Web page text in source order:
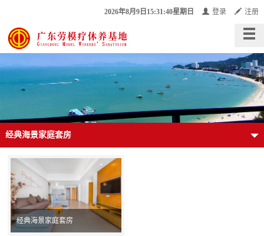
2026年8月9日15:31:40星期日 登录 注册
经典海景家庭套房
经典海景家庭套房